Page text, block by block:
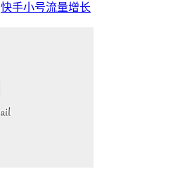
快手小号流量增长